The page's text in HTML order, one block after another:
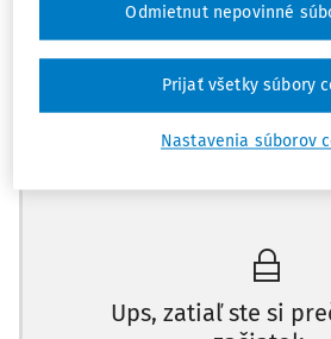
Obsah osobného spisu spravidla
(ak ide o zamestnanca pracujúceho
alebo niektorá z dohôd o prácach
pracovného pomeru (ak ide o
ale aj mnohé ďalšie dokumenty,
zamestnankyňa (§ 40 ods. 6 ZP),
§ 40 ods. 7 ZP
dôchodku predložené
postihnutím (§ 40 ods. 8 ZP) a pod.
Ups, zatiaľ ste si
Nastavenia súborov
Odmietnut nepovinné
Prijať všetky súbory